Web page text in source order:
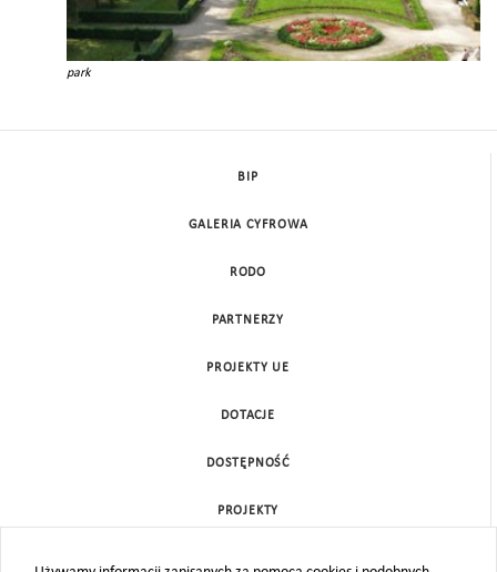
park
BIP
GALERIA CYFROWA
RODO
PARTNERZY
PROJEKTY UE
DOTACJE
DOSTĘPNOŚĆ
PROJEKTY